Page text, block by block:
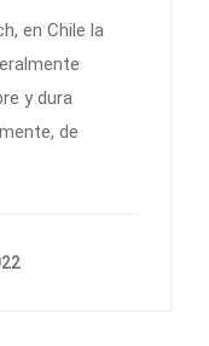
en Chile la
y dura
de